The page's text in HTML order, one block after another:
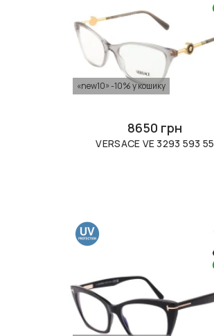
«new10» -10% у кошику
8650 грн
VERSACE VE 3293 593 55